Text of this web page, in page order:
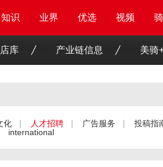
知识 业界 优选 骑客
知识 业界 优选 骑客
知识 业界 优选 视频
知识 业界 优选 视频
库 产业链信息 美骑
化 人才招聘 广告服务 投稿指
international